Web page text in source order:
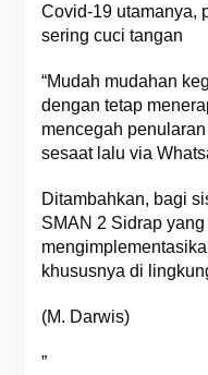
Covid-19 utamanya,
sering cuci tangan
“Mudah mudahan
dengan tetap
mencegah
sesaat lalu via
Ditambahkan, bagi
SMAN 2 Sidrap
khususnya di
(M. Darwis)
”